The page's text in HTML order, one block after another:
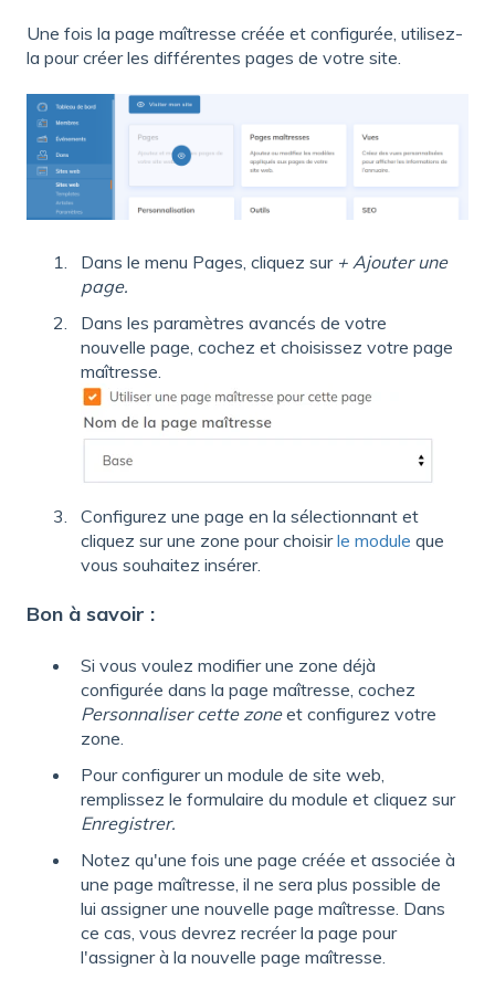
Une fois la page maîtresse créée et configurée, utilisez-
la pour créer les différentes pages de votre site.
Dans le menu Pages, cliquez sur + Ajouter une
page.
Dans les paramètres avancés de votre
nouvelle page, cochez et choisissez votre page
maîtresse.
Configurez une page en la sélectionnant et
cliquez sur une zone pour choisirle module que
vous souhaitez insérer.
Bon à savoir :
Si vous voulez modifier une zone déjà
configurée dans la page maîtresse, cochez
Personnaliser cette zoneet configurez votre
zone.
Pour configurer un module de site web,
remplissez le formulaire du module et cliquez sur
Enregistrer.
Notez qu'une fois une page créée et associée à
une page maîtresse, il ne sera plus possible de
lui assigner une nouvelle page maîtresse. Dans
ce cas, vous devrez recréer la page pour
l'assigner à la nouvelle page maîtresse.